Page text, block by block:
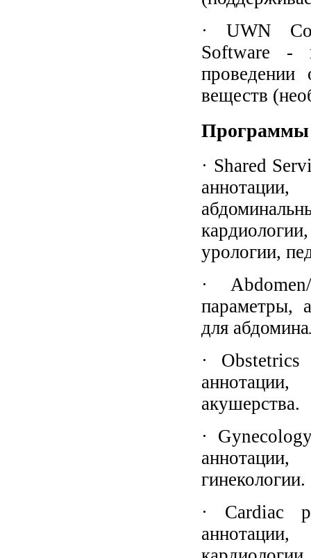
· UWN
Software -
проведении
веществ
Программы
· Shared
урологии,
·
параметры,
для
· Obstetrics
акушерства.
·
гинекологии.
· Cardiac